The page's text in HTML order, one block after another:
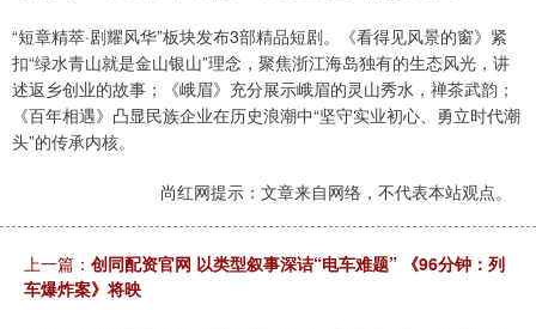
“短章精萃·剧耀风华”板块发布3部精品短剧。《看得见风景的窗》紧
扣“绿水青山就是金山银山”理念，聚焦浙江海岛独有的生态风光，讲
述返乡创业的故事；《峨眉》充分展示峨眉的灵山秀水，禅茶武韵；
《百年相遇》凸显民族企业在历史浪潮中“坚守实业初心、勇立时代潮
头”的传承内核。
尚红网提示：文章来自网络，不代表本站观点。
上一篇： 创同配资官网 以类型叙事深诘“电车难题” 《96分钟：列
车爆炸案》将映